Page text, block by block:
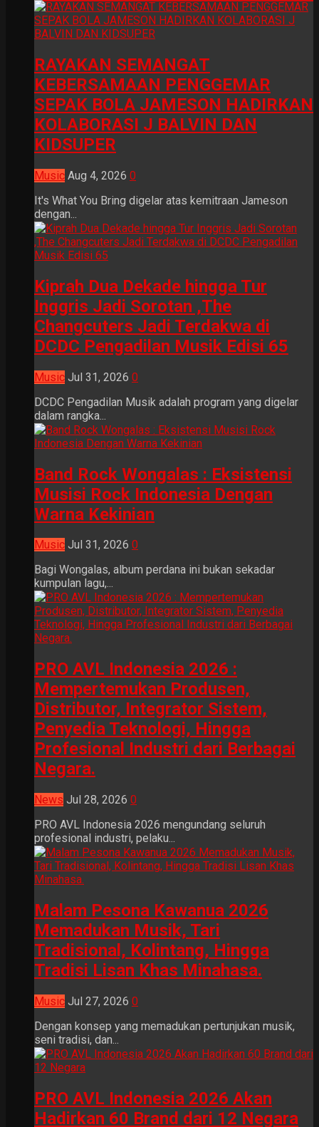
RAYAKAN SEMANGAT
KEBERSAMAAN PENGGEMAR
SEPAK BOLA JAMESON HADIRKAN
KOLABORASI J BALVIN DAN
KIDSUPER
Music Aug 4, 2026 0
It's What You Bring digelar atas kemitraan Jameson
dengan...
Kiprah Dua Dekade hingga Tur
Inggris Jadi Sorotan ,The
Changcuters Jadi Terdakwa di
DCDC Pengadilan Musik Edisi 65
Music Jul 31, 2026 0
DCDC Pengadilan Musik adalah program yang digelar
dalam rangka...
Band Rock Wongalas : Eksistensi
Musisi Rock Indonesia Dengan
Warna Kekinian
Music Jul 31, 2026 0
Bagi Wongalas, album perdana ini bukan sekadar
kumpulan lagu,...
PRO AVL Indonesia 2026 :
Mempertemukan Produsen,
Distributor, Integrator Sistem,
Penyedia Teknologi, Hingga
Profesional Industri dari Berbagai
Negara.
News Jul 28, 2026 0
PRO AVL Indonesia 2026 mengundang seluruh
profesional industri, pelaku...
Malam Pesona Kawanua 2026
Memadukan Musik, Tari
Tradisional, Kolintang, Hingga
Tradisi Lisan Khas Minahasa.
Music Jul 27, 2026 0
Dengan konsep yang memadukan pertunjukan musik,
seni tradisi, dan...
PRO AVL Indonesia 2026 Akan
Hadirkan 60 Brand dari 12 Negara